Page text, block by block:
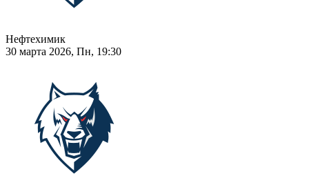
Нефтехимик
30 марта 2026, Пн, 19:30